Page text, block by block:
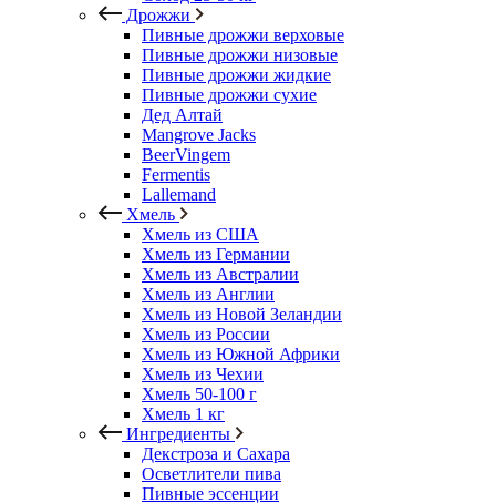
Дрожжи
Пивные дрожжи верховые
Пивные дрожжи низовые
Пивные дрожжи жидкие
Пивные дрожжи сухие
Дед Алтай
Mangrove Jacks
BeerVingem
Fermentis
Lallemand
Хмель
Хмель из США
Хмель из Германии
Хмель из Австралии
Хмель из Англии
Хмель из Новой Зеландии
Хмель из России
Хмель из Южной Африки
Хмель из Чехии
Хмель 50-100 г
Хмель 1 кг
Ингредиенты
Декстроза и Сахара
Осветлители пива
Пивные эссенции